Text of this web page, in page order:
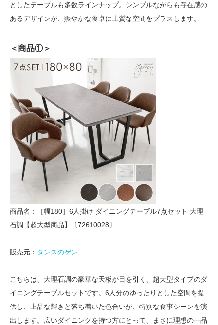
としたテーブルも多数ラインナップ。シンプルながらも存在感の
あるデザインが、賑やかな食卓に上質な空間をプラスします。
＜商品①＞
商品名：［幅180］6人掛け ダイニングテーブル7点セット 大理
石調【超大型商品】〔72610028〕
販売元： タンスのゲン
こちらは、大理石調の豪華な天板が目を引く、超大型タイプのダ
イニングテーブルセットです。6人分のゆったりとした空間を提
供し、上品な輝きと落ち着いた色合いが、特別な食事シーンを演
出します。広いダイニングを持つ方にとって、まさに理想の一品